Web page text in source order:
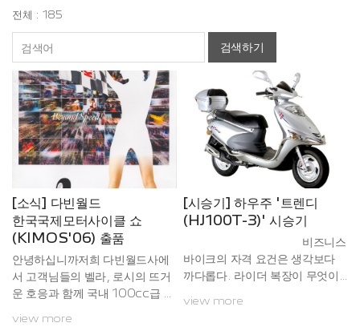
전체 : 185
검색하기
[소식] 다빈월드
한국국제모터사이클 쇼
(KIMOS'06) 출품
안녕하십니까저희 다빈월드사에
서 고객님들의 벨라, 로시의 뜨거
운 호응과 함께 국내 100cc급 모
론칭에 즈음하여 2006년도 한국
view more
[시승기] 하우주 '트렌디
(HJ100T-3)' 시승기
비즈니스
바이크의 자격 요건은 생각보다
까다롭다. 라이더 복장이 무엇이
구나 쉽게 조종할 수 있어야 하고
view more